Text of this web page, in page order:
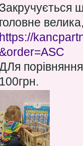
Закручується
головне
https://
100грн.